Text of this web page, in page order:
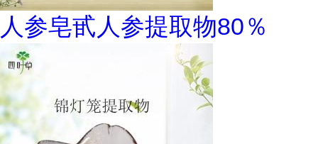
人参皂甙人参提取物80％